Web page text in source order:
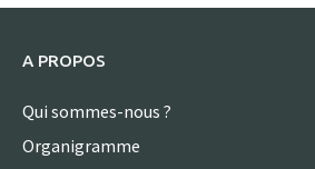
A PROPOS
Qui sommes-nous ?
Organigramme